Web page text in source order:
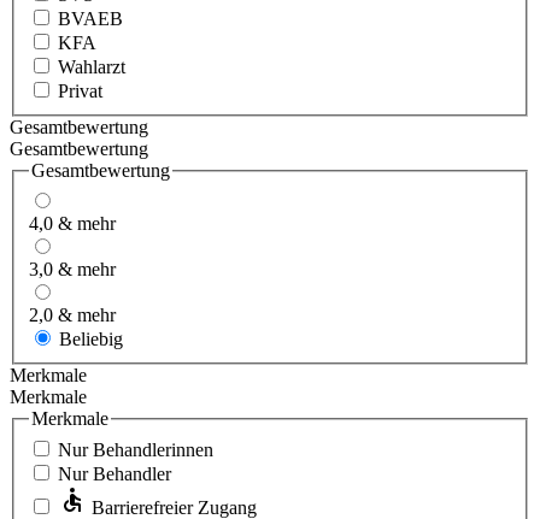
BVAEB
KFA
Wahlarzt
Privat
Gesamtbewertung
Gesamtbewertung
Gesamtbewertung
4,0 & mehr
3,0 & mehr
2,0 & mehr
Beliebig
Merkmale
Merkmale
Merkmale
Nur Behandlerinnen
Nur Behandler
Barrierefreier Zugang